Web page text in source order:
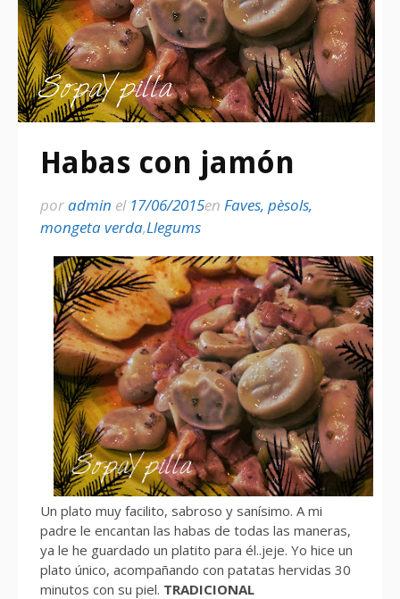
Habas con jamón
poradmin el 17/06/2015en Faves, pèsols,
mongeta verda,Llegums
Un plato muy facilito, sabroso y sanísimo. A mi
padre le encantan las habas de todas las maneras,
ya le he guardado un platito para él..jeje. Yo hice un
plato único, acompañando con patatas hervidas 30
minutos con su piel. TRADICIONAL